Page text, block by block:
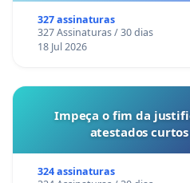
327 assinaturas
327 Assinaturas / 30 dias
18 Jul 2026
Impeça o fim da
atestados curtos
324 assinaturas